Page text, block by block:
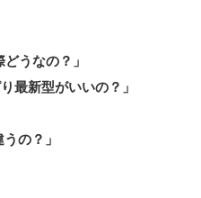
うなの？」
最新型がいいの？」
の？」